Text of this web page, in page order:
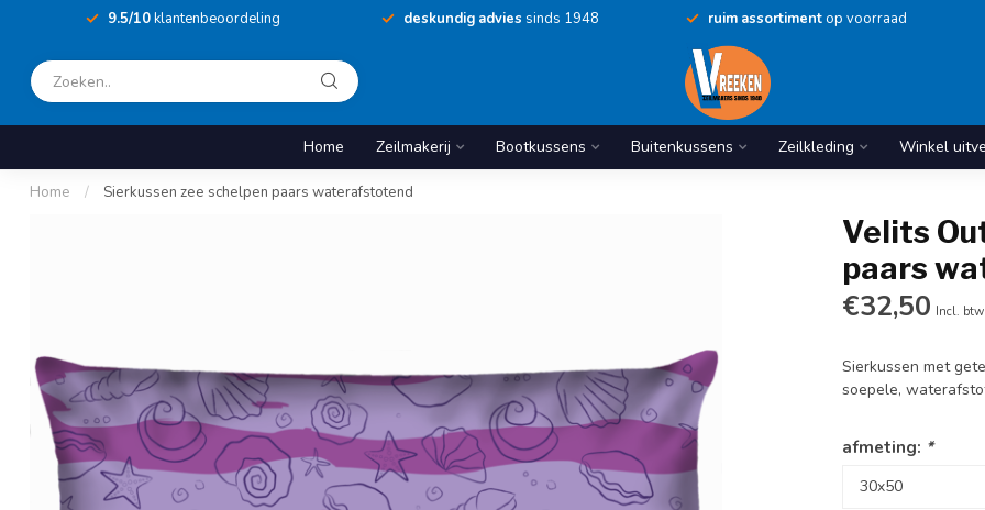
9.5/10klantenbeoordeling deskundig advies sinds 1948 ruim assortimentop voorraad
Home Zeilmakerij Bootkussens Buitenkussens Zeilkleding Winkel
Home / Sierkussen zee schelpen paars waterafstotend
Velits
paars
€32,50 Incl. btw
Sierkussen met
soepele,
afmeting: *